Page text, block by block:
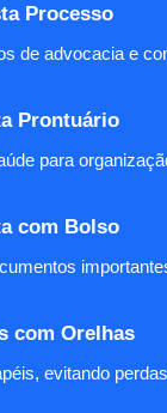
Processo
de advocacia e
Prontuário
para
com Bolso
com Orelhas
evitando